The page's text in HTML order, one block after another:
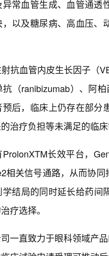
常血管生成、血管通
以及糖尿病、高血压
抗血管内皮生长因子（
（ranibizumab）、阿
后，临床上仍存在部
治疗负担等未满足的临
长效平台，
相关信号通路，从而协
结局的同时延长给药
疗选择。
一直致力于眼科领域产